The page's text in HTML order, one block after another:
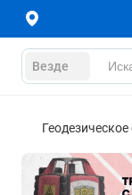
Везде